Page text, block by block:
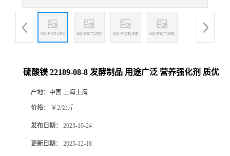
硫酸镁 22189-08-8 发酵制品 用途广泛 营养强化剂 质优
产地： 中国 上海上海
价格： ￥2/公斤
发布日期： 2023-10-24
更新日期： 2025-12-18